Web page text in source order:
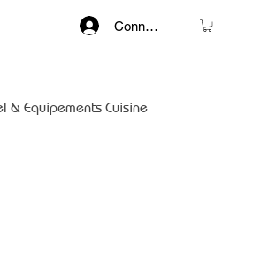
Connexion
& Equipements Cuisine